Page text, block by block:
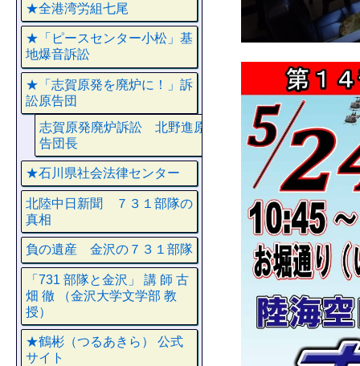
★全港湾労組七尾
★「ピースセンター小松」基
地爆音訴訟
★「志賀原発を廃炉に！」訴
訟原告団
志賀原発廃炉訴訟 北野進原
告団長
★石川県社会法律センター
北陸中日新聞 ７３１部隊の
真相
負の遺産 金沢の７３１部隊
「731 部隊と金沢」 講 師 古
畑 徹 （金沢大学文学部 教
授）
★鶴彬（つるあきら） 公式
サイト